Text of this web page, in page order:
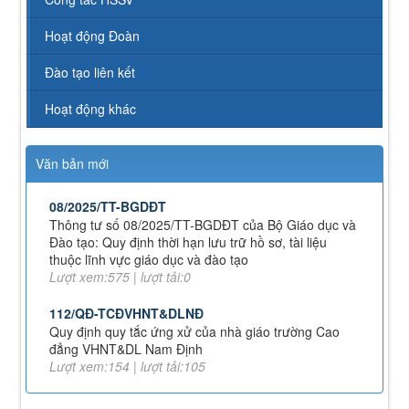
Hoạt động Đoàn
Đào tạo liên kết
Hoạt động khác
Văn bản mới
Quy định về chính sách học phí, miễn, giảm, hỗ trợ
học phí, hỗ trợ chi phí học tập và giá dịch vụ trong
lĩnh vực giáo dục, đào tạo
Lượt xem:349 | lượt tải:226
71-NQ/TW
Nghị quyết số 71-NQ/TWcủa Bộ Chính trị về đột phá
phát triển giáo dục và đào tạo
Lượt xem:515 | lượt tải:0
Đào tạo: Quy định thời hạn lưu trữ hồ sơ, tài liệu
thuộc lĩnh vực giáo dục và đào tạo
Lượt xem:575 | lượt tải:0
112/QĐ-TCĐVHNT&DLNĐ
đẳng VHNT&DL Nam Định
Lượt xem:154 | lượt tải:105
43/KH-TCĐVHNT&DLNĐ